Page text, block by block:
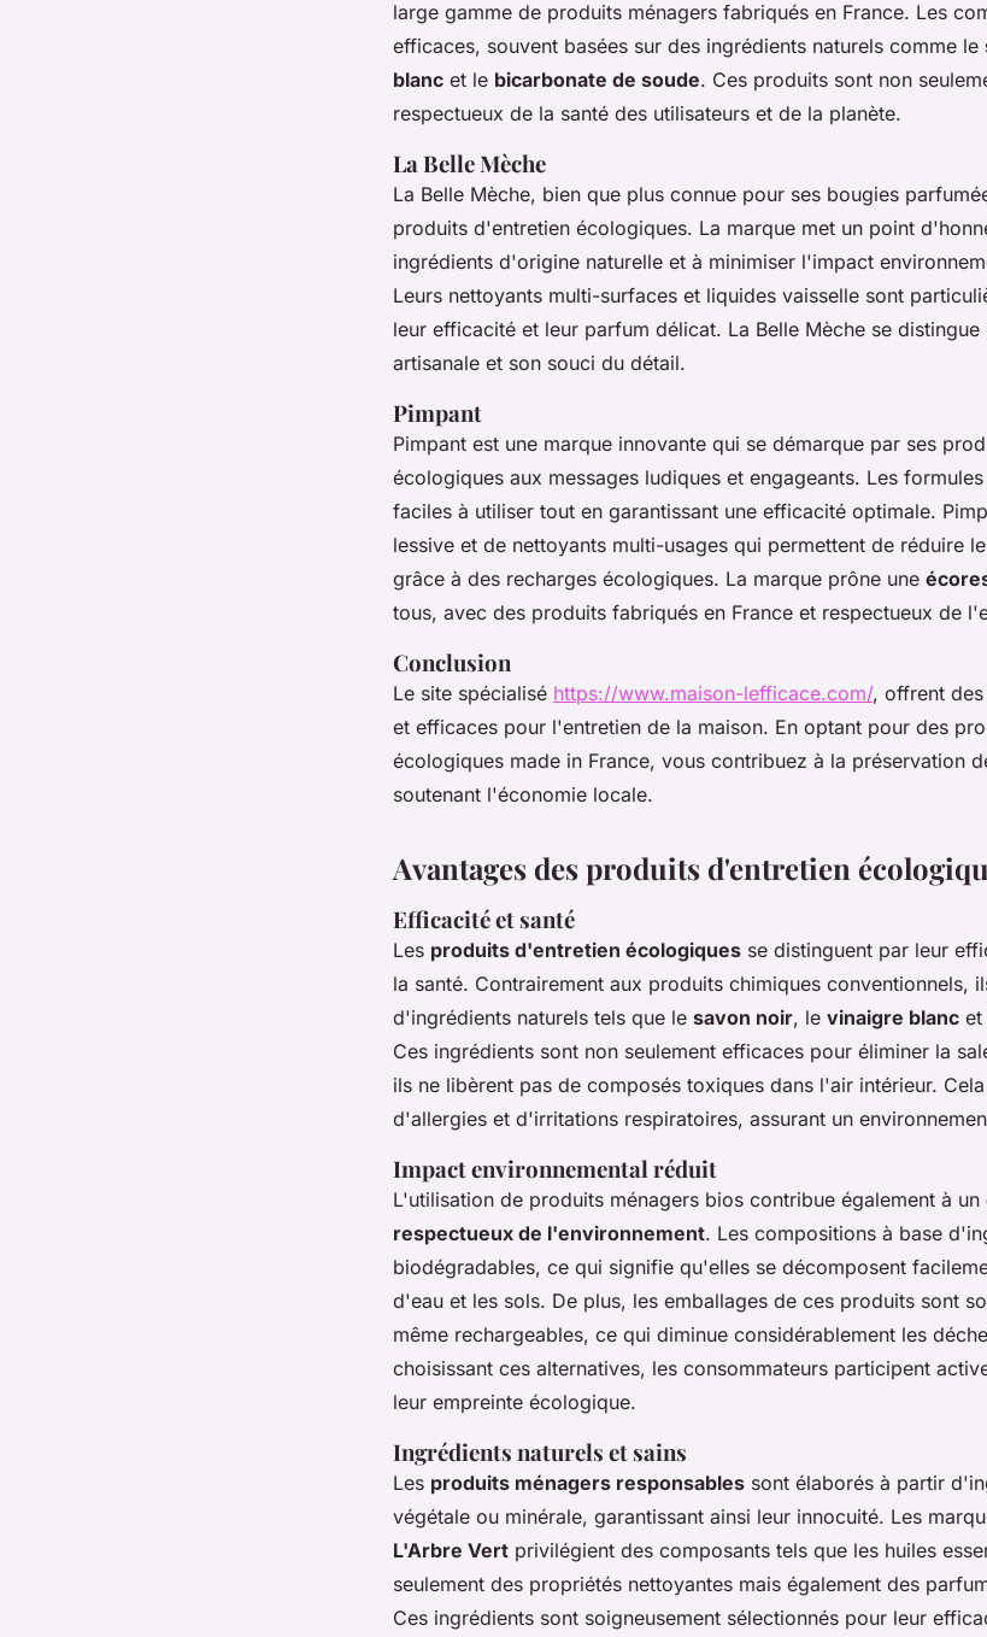
large gamme de produits ménagers fabriqués en France. Les
efficaces, souvent basées sur des ingrédients naturels comme le
blanc et le bicarbonate de soude. Ces produits sont non
respectueux de la santé des utilisateurs et de la planète.
La Belle Mèche
La Belle Mèche, bien que plus connue pour ses bougies
produits d'entretien écologiques. La marque met un point
ingrédients d'origine naturelle et à minimiser l'impact
Leurs nettoyants multi-surfaces et liquides vaisselle sont
leur efficacité et leur parfum délicat. La Belle Mèche se
artisanale et son souci du détail.
Pimpant
Pimpant est une marque innovante qui se démarque par ses
écologiques aux messages ludiques et engageants. Les
faciles à utiliser tout en garantissant une efficacité optimale.
lessive et de nettoyants multi-usages qui permettent de réduire
grâce à des recharges écologiques. La marque prône une
tous, avec des produits fabriqués en France et respectueux de
Conclusion
Le site spécialisé https://www.maison-lefficace.com/, offrent
et efficaces pour l'entretien de la maison. En optant pour des
écologiques made in France, vous contribuez à la préservation
soutenant l'économie locale.
Avantages des produits d'entretien
Efficacité et santé
Les produits d'entretien écologiques se distinguent par leur
la santé. Contrairement aux produits chimiques conventionnels,
d'ingrédients naturels tels que le savon noir, le vinaigre blanc et
Ces ingrédients sont non seulement efficaces pour éliminer la
ils ne libèrent pas de composés toxiques dans l'air intérieur.
d'allergies et d'irritations respiratoires, assurant un
Impact environnemental réduit
L'utilisation de produits ménagers bios contribue également à un
respectueux de l'environnement. Les compositions à base
biodégradables, ce qui signifie qu'elles se décomposent
d'eau et les sols. De plus, les emballages de ces produits sont
même rechargeables, ce qui diminue considérablement les
choisissant ces alternatives, les consommateurs participent
leur empreinte écologique.
Ingrédients naturels et sains
Les produits ménagers responsables sont élaborés à partir
végétale ou minérale, garantissant ainsi leur innocuité. Les
L'Arbre Vert privilégient des composants tels que les huiles
seulement des propriétés nettoyantes mais également des
Ces ingrédients sont soigneusement sélectionnés pour leur